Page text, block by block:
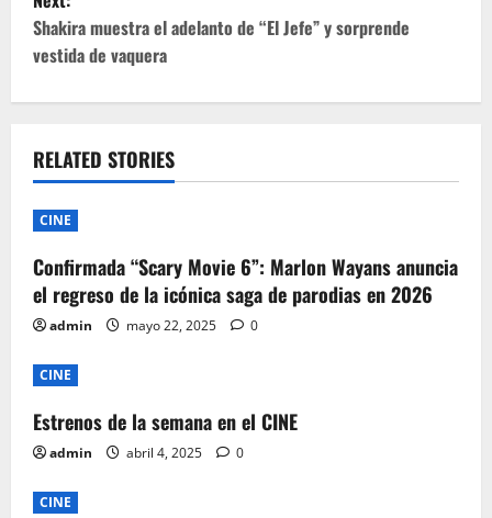
t
n
v
i
g
a
t
i
o
n
Shakira muestra el adelanto de “El Jefe” y sorprende
vestida de vaquera
RELATED STORIES
CINE
Confirmada “Scary Movie 6”: Marlon Wayans anuncia
el regreso de la icónica saga de parodias en 2026
admin mayo 22, 2025 0
CINE
Estrenos de la semana en el CINE
admin abril 4, 2025 0
CINE